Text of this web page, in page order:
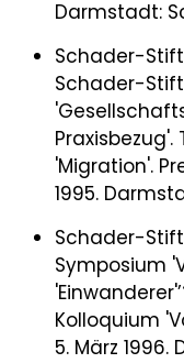
Darmstadt:
Schader-
Schader-
Praxisbezug'.
'Migration'.
1995.
Schader-
Symposium
Kolloquium
5. März